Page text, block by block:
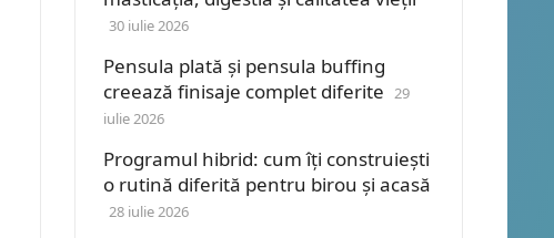
30 iulie 2026
Pensula plată și pensula buffing
creează finisaje complet diferite 29
iulie 2026
Programul hibrid: cum îți construiești
o rutină diferită pentru birou și acasă
28 iulie 2026